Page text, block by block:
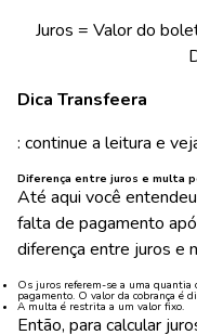
Juros = Valor do
Dica Transfeera
: continue a leitura e
Diferença entre juros e multa
Até aqui você
falta de pagamento
diferença entre juros e
Os juros referem-se a uma quantia
pagamento. O valor da cobrança é
A multa é restrita a um valor fixo.
Então, para calcular